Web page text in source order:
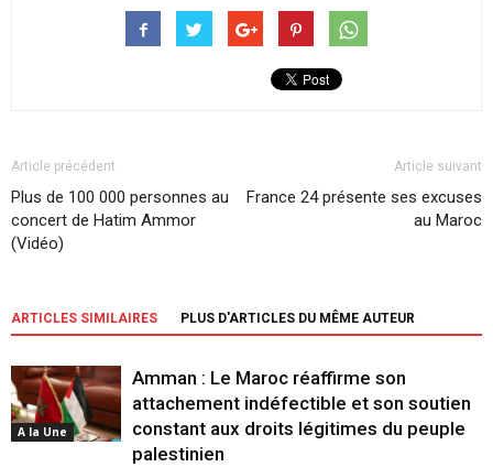
Article précédent
Plus de 100 000 personnes au
concert de Hatim Ammor
(Vidéo)
Article suivant
France 24 présente ses excuses
au Maroc
ARTICLES SIMILAIRES PLUS D'ARTICLES DU MÊME AUTEUR
A la Une
Amman : Le Maroc réaffirme son
attachement indéfectible et son soutien
constant aux droits légitimes du peuple
palestinien